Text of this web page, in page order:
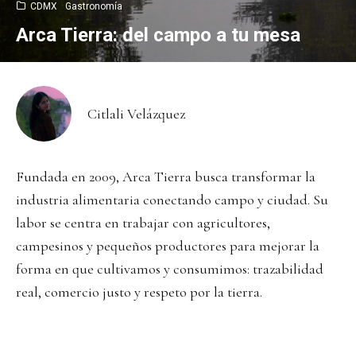
CDMX Gastronomía
Arca Tierra: del campo a tu mesa
Citlali Velázquez
Fundada en 2009, Arca Tierra busca transformar la
industria alimentaria conectando campo y ciudad. Su
labor se centra en trabajar con agricultores,
campesinos y pequeños productores para mejorar la
forma en que cultivamos y consumimos: trazabilidad
real, comercio justo y respeto por la tierra.